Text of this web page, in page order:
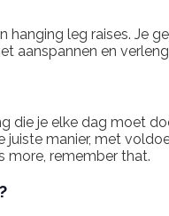
leg raises.
en
die je elke dag moet
juiste manier, met
more, remember that.